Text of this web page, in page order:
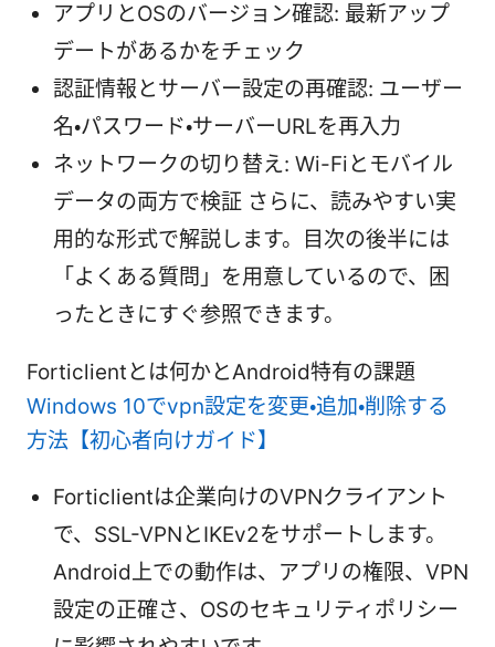
アプリとOSのバージョン確認: 最新アップ
デートがあるかをチェック
認証情報とサーバー設定の再確認: ユーザー
名・パスワード・サーバーURLを再入力
ネットワークの切り替え: Wi-Fiとモバイル
データの両方で検証 さらに、読みやすい実
用的な形式で解説します。目次の後半には
「よくある質問」を用意しているので、困
ったときにすぐ参照できます。
Forticlientとは何かとAndroid特有の課題
Windows 10でvpn設定を変更・追加・削除する
方法【初心者向けガイド】
Forticlientは企業向けのVPNクライアント
で、SSL-VPNとIKEv2をサポートします。
Android上での動作は、アプリの権限、VPN
設定の正確さ、OSのセキュリティポリシー